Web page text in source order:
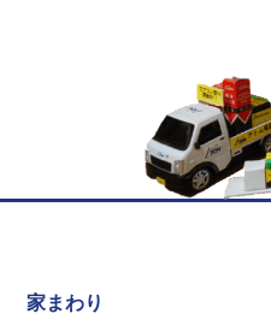
家まわり